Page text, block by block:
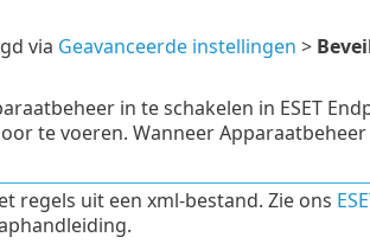
via Geavanceerde instellingen >
in te schakelen in ESET
te voeren. Wanneer Apparaatbeheer
regels uit een xml-bestand. Zie ons